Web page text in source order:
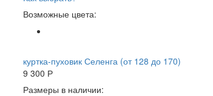
Возможные цвета:
куртка-пуховик Селенга (от 128 до 170)
9 300 Р
Размеры в наличии: